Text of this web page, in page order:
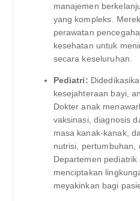
manajemen
yang kompleks.
perawatan
kesehatan untuk
secara keseluruhan.
Pediatri:
kesejahteraan bayi,
Dokter anak
vaksinasi, diagnosis
masa kanak-kanak,
nutrisi, pertumbuhan,
Departemen pediatrik
menciptakan
meyakinkan bagi